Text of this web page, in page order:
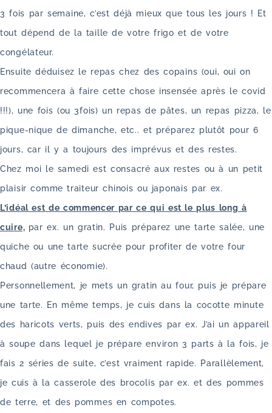
3 fois par semaine, c’est déjà mieux que tous les jours ! Et
tout dépend de la taille de votre frigo et de votre
congélateur.
Ensuite déduisez le repas chez des copains (oui, oui on
recommencera à faire cette chose insensée après le covid
!!!), une fois (ou 3fois) un repas de pâtes, un repas pizza, le
pique-nique de dimanche, etc.. et préparez plutôt pour 6
jours, car il y a toujours des imprévus et des restes.
Chez moi le samedi est consacré aux restes ou à un petit
plaisir comme traiteur chinois ou japonais par ex.
L’idéal est de commencer par ce qui est le plus long à
cuire, par ex. un gratin. Puis préparez une tarte salée, une
quiche ou une tarte sucrée pour profiter de votre four
chaud (autre économie).
Personnellement, je mets un gratin au four, puis je prépare
une tarte. En même temps, je cuis dans la cocotte minute
des haricots verts, puis des endives par ex. J’ai un appareil
à soupe dans lequel je prépare environ 3 parts à la fois, je
fais 2 séries de suite, c’est vraiment rapide. Parallèlement,
je cuis à la casserole des brocolis par ex. et des pommes
de terre, et des pommes en compotes.